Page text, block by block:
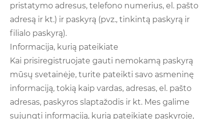
pristatymo adresus, telefono numerius, el. pašto
adresą ir kt.) ir paskyrą (pvz., tinkintą paskyrą ir
filialo paskyrą).
Informacija, kurią pateikiate
Kai prisiregistruojate gauti nemokamą paskyrą
mūsų svetainėje, turite pateikti savo asmeninę
informaciją, tokią kaip vardas, adresas, el. pašto
adresas, paskyros slaptažodis ir kt. Mes galime
sujungti informaciją, kurią pateikiate paskyroje,